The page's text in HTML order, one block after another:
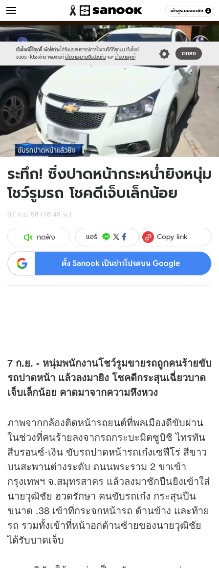
เข้าสู่ระบบสมาชิก
ข่าว หมวดอื่นๆ
เว็บไซต์นี้ใช้คุกกี้ เพื่อให้ท่านได้รับประสบการณ์การใช้งานที่ดีที่สุดบน เว็บไซต์
ของเรา โปรดศึกษาเพิ่มเติมที่ นโยบายความเป็นส่วนตัว และ นโยบายคุกกี้
ตกลง
Sanook
//s.isanook.com/sr/0/images/logo-
new-
sanook.png
600
60
//s.isanook.com/ns/0/ud/372/1861462/news09.jpg
ระทึก! ซิ่งปาดหน้ากระหน่ำยิงหนุ่ม
โชว์รูมรถ โชคดีเจ็บเล็กน้อย
07 ก.ย. 58 (18:49 น.)
กดฟัง แชร์ Copy link
ตั้ง Sanook เป็นข่าวโปรดบน Google
7 ก.ย. - หนุ่มพนักงานโชว์รูมขายรถถูกคนร้ายขับ
รถปาดหน้า แล้วลงมายิง โชคดีกระสุนเฉี่ยวบาด
เจ็บเล็กน้อย คาดมาจากความหึงหวง
ภาพจากกล้องติดหน้ารถยนต์ที่พลเมืองดีขับผ่าน
ในช่วงที่คนร้ายลงจากรถกระบะมิตซูบิชิ ไทรทัน
สีบรอนซ์-เงิน ขับรถปาดหน้ารถเก๋งเซฟีโร่ สีขาว
บนสะพานต่างระดับ ถนนพระราม 2 ขาเข้า
กรุงเทพฯ จ.สมุทรสาคร แล้วลงมาชักปืนยิงเข้าใส่
นายวุฒิชัย ฮวดรักษา คนขับรถเก๋ง กระสุนปืน
ขนาด .38 เข้าที่กระจกหน้ารถ ด้านข้าง และท้าย
รถ รวมทั้งเข้าที่หน้าอกด้านซ้ายของนายวุฒิชัย
ได้รับบาดเจ็บ